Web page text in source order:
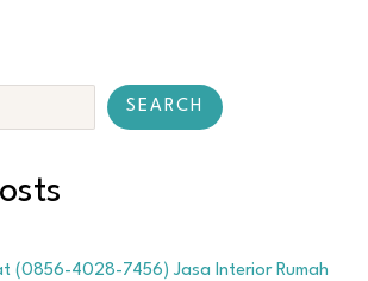
SEARCH
(0856-4028-7456) Jasa Interior Rumah